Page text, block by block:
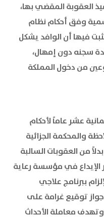
العقوبة المقضي بها،
وفق أحكام نظام
فيها أن الوافد يشكل
سجنه دون إمهال،
من دخول المملكة
عشر عاماً لأحكام
والمحكمة الجزائية
من العقوبات السالبة
الإيداع في مؤسسة رعاية
ببرنامج علاجي
توقيع غرامة على
معاملة الأحداث